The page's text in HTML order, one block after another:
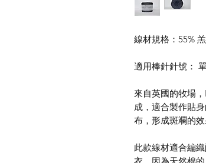
線材規格：55%
適用棒針針號：
來自英國的牧場
成，適合製作貼
布，形成斑斕的效
此款線材適合編